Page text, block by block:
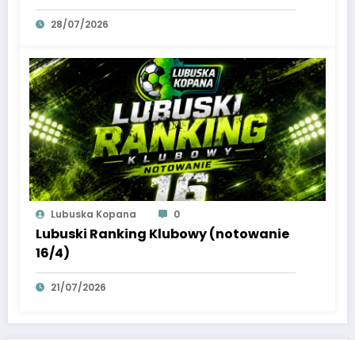
28/07/2026
Lubuska Kopana 0
Lubuski Ranking Klubowy (notowanie
16/4)
21/07/2026